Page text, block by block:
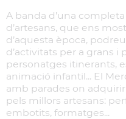
A banda d’una
d’artesans, que ens
d’aquesta època,
d’activitats per a grans i
personatges itinerants,
animació infantil... El
amb parades on
pels millors artesans:
embotits, formatges...